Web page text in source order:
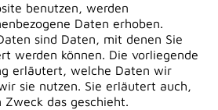
benutzen, werden
Daten erhoben.
sind Daten, mit denen Sie
werden können. Die vorliegende
erläutert, welche Daten wir
sie nutzen. Sie erläutert auch,
das geschieht.